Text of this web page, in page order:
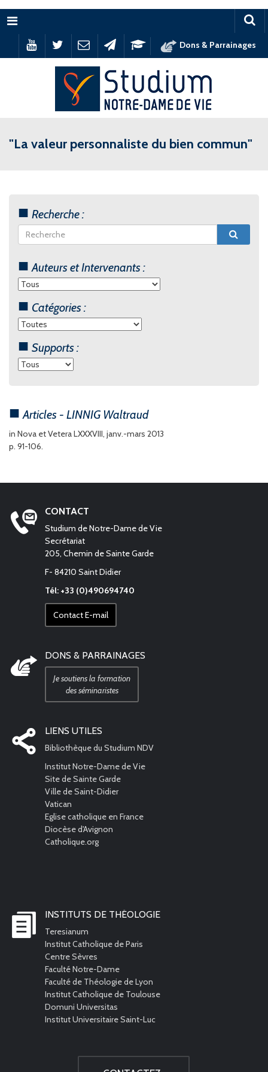
Menu
Dons & Parrainages
"La valeur personnaliste du bien commun"
Recherche :
Auteurs et Intervenants :
Catégories :
Supports :
Articles - LINNIG Waltraud
in Nova et Vetera LXXXVIII, janv.-mars 2013
p. 91-106.
CONTACT
Studium de Notre-Dame de Vie
Secrétariat
205, Chemin de Sainte Garde
F- 84210 Saint Didier
Tél: +33 (0)490694740
Contact E-mail
DONS & PARRAINAGES
Je soutiens la formation
des séminaristes
LIENS UTILES
Bibliothèque du Studium NDV
Institut Notre-Dame de Vie
Site de Sainte Garde
Ville de Saint-Didier
Vatican
Eglise catholique en France
Diocèse d'Avignon
Catholique.org
INSTITUTS DE THÉOLOGIE
Teresianum
Institut Catholique de Paris
Centre Sèvres
Faculté Notre-Dame
Faculté de Théologie de Lyon
Institut Catholique de Toulouse
Domuni Universitas
Institut Universitaire Saint-Luc